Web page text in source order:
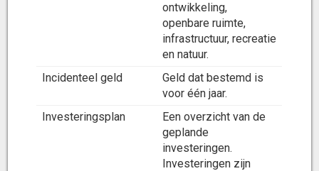
ontwikkeling,
openbare ruimte,
infrastructuur, recreatie
en natuur.
Incidenteel geld
Geld dat bestemd is
voor één jaar.
Investeringsplan
Een overzicht van de
geplande
investeringen.
Investeringen zijn